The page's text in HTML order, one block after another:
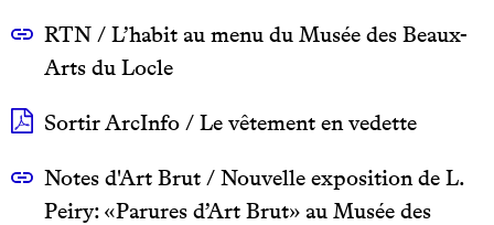
RTN / L’habit au menu du Musée des Beaux-
Arts du Locle
Sortir ArcInfo / Le vêtement en vedette
Notes d'Art Brut / Nouvelle exposition de L.
Peiry: «Parures d’Art Brut» au Musée des